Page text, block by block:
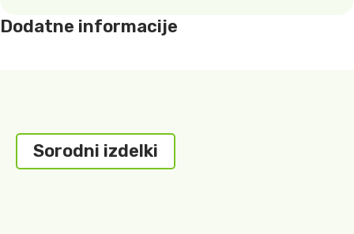
Dodatne informacije
Sorodni izdelki